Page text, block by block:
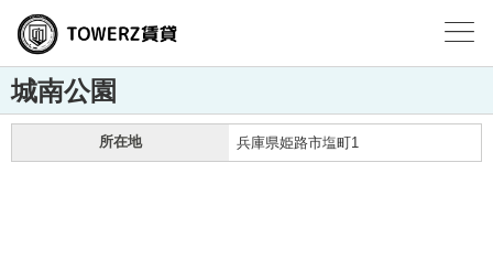
城南公園
所在地 兵庫県姫路市塩町1